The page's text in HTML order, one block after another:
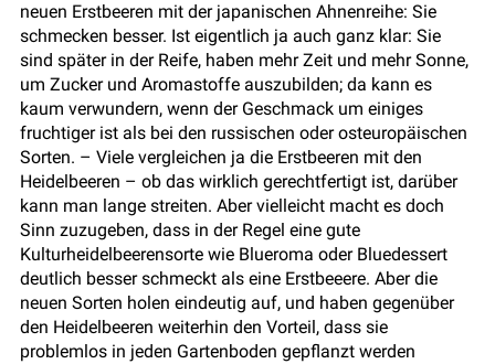
neuen Erstbeeren mit der japanischen Ahnenreihe: Sie
schmecken besser. Ist eigentlich ja auch ganz klar: Sie
sind später in der Reife, haben mehr Zeit und mehr Sonne,
um Zucker und Aromastoffe auszubilden; da kann es
kaum verwundern, wenn der Geschmack um einiges
fruchtiger ist als bei den russischen oder osteuropäischen
Sorten. – Viele vergleichen ja die Erstbeeren mit den
Heidelbeeren – ob das wirklich gerechtfertigt ist, darüber
kann man lange streiten. Aber vielleicht macht es doch
Sinn zuzugeben, dass in der Regel eine gute
Kulturheidelbeerensorte wie Blueroma oder Bluedessert
deutlich besser schmeckt als eine Erstbeeere. Aber die
neuen Sorten holen eindeutig auf, und haben gegenüber
den Heidelbeeren weiterhin den Vorteil, dass sie
problemlos in jeden Gartenboden gepflanzt werden